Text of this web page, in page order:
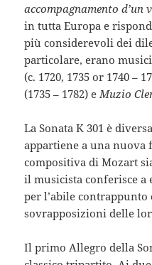
accompagnamento d’un
in tutta Europa e
più considerevoli dei
particolare, erano
(c. 1720, 1735 or 1740 –
(1735 – 1782) e Muzio
La Sonata K 301 è
appartiene a una nuova
compositiva di Mozart
il musicista conferisce
per l’abile
sovrapposizioni delle
Il primo Allegro della